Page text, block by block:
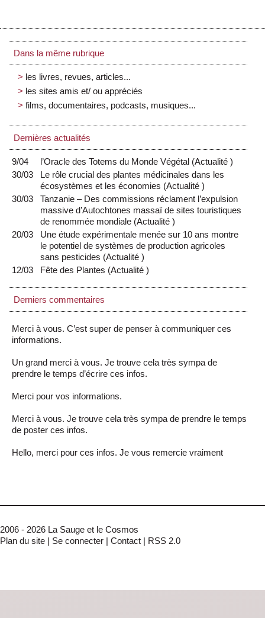
Dans la même rubrique
les livres, revues, articles...
les sites amis et/ ou appréciés
films, documentaires, podcasts, musiques...
Dernières actualités
9/04 l’Oracle des Totems du Monde Végétal (Actualité)
30/03
Le rôle crucial des plantes médicinales dans les
écosystèmes et les économies (Actualité)
30/03
Tanzanie – Des commissions réclament l’expulsion
massive d’Autochtones massaï de sites touristiques
de renommée mondiale (Actualité)
20/03
Une étude expérimentale menée sur 10 ans montre
le potentiel de systèmes de production agricoles
sans pesticides (Actualité)
12/03
Fête des Plantes (Actualité)
Derniers commentaires
Merci à vous. C’est super de penser à communiquer ces
informations.
Un grand merci à vous. Je trouve cela très sympa de
prendre le temps d’écrire ces infos.
Merci pour vos informations.
Merci à vous. Je trouve cela très sympa de prendre le temps
de poster ces infos.
Hello, merci pour ces infos. Je vous remercie vraiment
2006 - 2026 La Sauge et le Cosmos
Plan du site | Se connecter | Contact | RSS 2.0